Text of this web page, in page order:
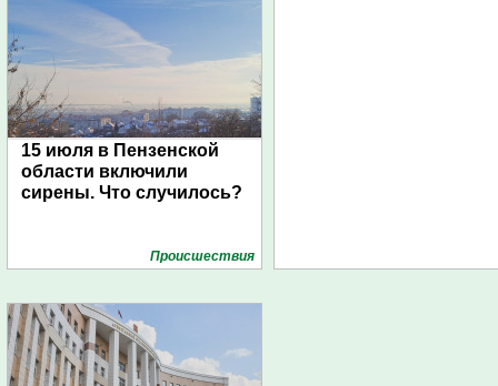
15 июля в Пензенской
области включили
сирены. Что случилось?
Проиcшествия